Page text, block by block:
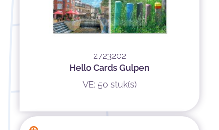
2723202
Hello Cards Gulpen
VE: 50 stuk(s)